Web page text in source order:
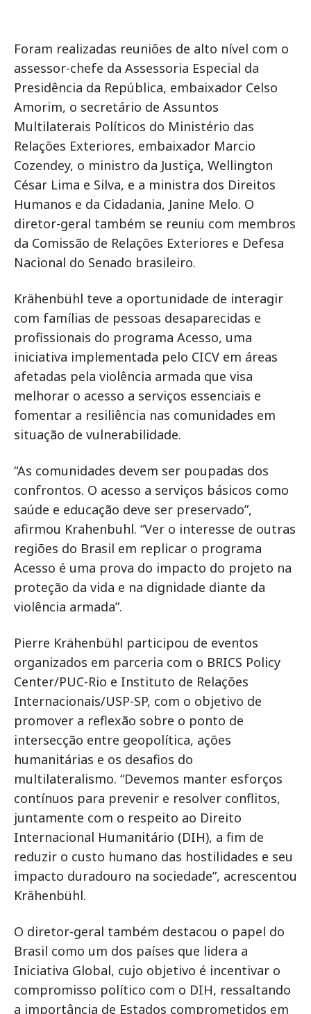
Foram realizadas reuniões de alto nível com o
assessor-chefe da Assessoria Especial da
Presidência da República, embaixador Celso
Amorim, o secretário de Assuntos
Multilaterais Políticos do Ministério das
Relações Exteriores, embaixador Marcio
Cozendey, o ministro da Justiça, Wellington
César Lima e Silva, e a ministra dos Direitos
Humanos e da Cidadania, Janine Melo. O
diretor-geral também se reuniu com membros
da Comissão de Relações Exteriores e Defesa
Nacional do Senado brasileiro.
Krähenbühl teve a oportunidade de interagir
com famílias de pessoas desaparecidas e
profissionais do programa Acesso, uma
iniciativa implementada pelo CICV em áreas
afetadas pela violência armada que visa
melhorar o acesso a serviços essenciais e
fomentar a resiliência nas comunidades em
situação de vulnerabilidade.
“As comunidades devem ser poupadas dos
confrontos. O acesso a serviços básicos como
saúde e educação deve ser preservado”,
afirmou Krahenbuhl. “Ver o interesse de outras
regiões do Brasil em replicar o programa
Acesso é uma prova do impacto do projeto na
proteção da vida e na dignidade diante da
violência armada”.
Pierre Krähenbühl participou de eventos
organizados em parceria com o BRICS Policy
Center/PUC-Rio e Instituto de Relações
Internacionais/USP-SP, com o objetivo de
promover a reflexão sobre o ponto de
intersecção entre geopolítica, ações
humanitárias e os desafios do
multilateralismo. “Devemos manter esforços
contínuos para prevenir e resolver conflitos,
juntamente com o respeito ao Direito
Internacional Humanitário (DIH), a fim de
reduzir o custo humano das hostilidades e seu
impacto duradouro na sociedade”, acrescentou
Krähenbühl.
O diretor-geral também destacou o papel do
Brasil como um dos países que lidera a
Iniciativa Global, cujo objetivo é incentivar o
compromisso político com o DIH, ressaltando
a importância de Estados comprometidos em